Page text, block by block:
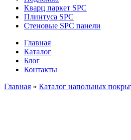
Кварц паркет SPC
Плинтуса SPC
Стеновые SPC панели
Главная
Каталог
Блог
Контакты
Главная » Каталог напольных